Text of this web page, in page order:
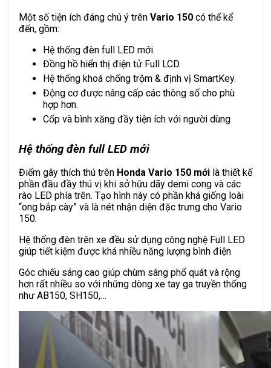
Một số tiện ích đáng chú ý trên Vario 150 có thể kể
đến, gồm:
Hệ thống đèn full LED mới.
Đồng hồ hiển thị điện tử Full LCD.
Hệ thống khoá chống trộm & định vị SmartKey.
Động cơ được nâng cấp các thông số cho phù
hợp hơn.
Cốp và bình xăng đầy tiện ích với người dùng
Hệ thống đèn full LED mới
Điểm gây thích thú trên Honda Vario 150 mới là thiết kế
phần đầu đầy thú vị khi sở hữu dãy demi cong và các
rào LED phía trên. Tạo hình này có phần khá giống loài
“ong bắp cày” và là nét nhận diện đặc trưng cho Vario
150.
Hệ thống đèn trên xe đều sử dụng công nghệ Full LED
giúp tiết kiệm được khá nhiều năng lượng bình điện.
Góc chiếu sáng cao giúp chùm sáng phổ quát và rộng
hơn rất nhiều so với những dòng xe tay ga truyền thống
như AB150, SH150,…